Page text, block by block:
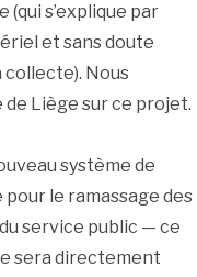
s’explique par
et sans doute
collecte). Nous
Liège sur ce projet.
système de
le ramassage des
service public — ce
sera directement